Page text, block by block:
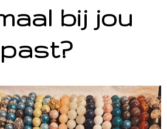
bij jou
past?